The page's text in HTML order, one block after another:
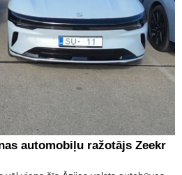
automobiļu ražotājs Zeekr